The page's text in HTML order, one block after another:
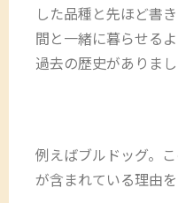
した品種と先ほど書
間と一緒に暮らせる
過去の歴史がありまし
例えばブルドッグ。
が含まれている理由